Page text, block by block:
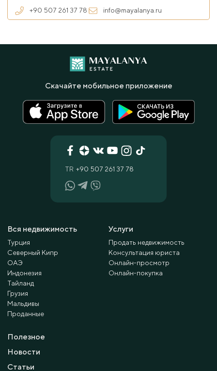
+90 507 261 37 78 info@mayalanya.ru
Вся недвижимость
Турция
Северный Кипр
ОАЭ
Индонезия
Тайланд
Грузия
Мальдивы
Проданные
Услуги
Продать недвижимость
Консультация юриста
Онлайн-просмотр
Онлайн-покупка
Полезное
Новости
Статьи
TR +90 507 261 37 78
Скачайте мобильное приложение